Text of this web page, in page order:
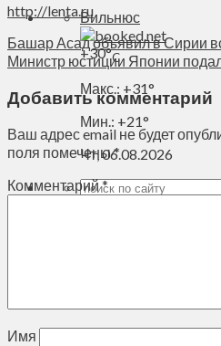
Вильнюс
+30°C
Макс.: +31°
Мин.: +21°
Чт, 06.08.2026
http://lenta.ru
Башар Асад объявил в Сирии
Министр юстиции Японии
Добавить комментарий
Ваш адрес email не будет
поля помечены*
Комментарий*
Имя